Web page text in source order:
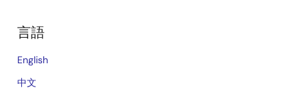
言語
English
中文